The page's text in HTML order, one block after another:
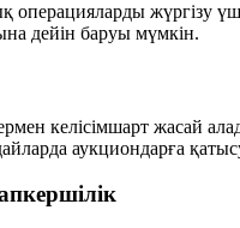
жүргізу
дейін баруы мүмкін.
келісімшарт
аукциондарға